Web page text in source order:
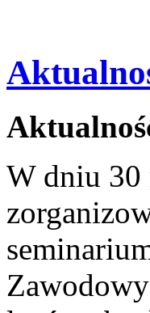
W dniu 30